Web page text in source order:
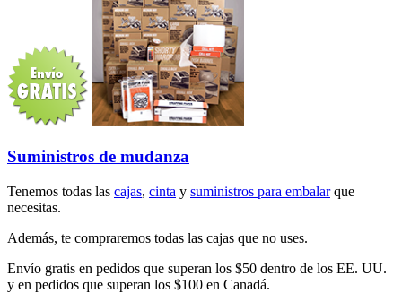
Suministros de mudanza
Tenemos todas las cajas, cinta y suministros para embalarque
necesitas.
Además, te compraremos todas las cajas que no uses.
Envío gratis en pedidos que superan los $50 dentro de los EE. UU.
y en pedidos que superan los $100 en Canadá.